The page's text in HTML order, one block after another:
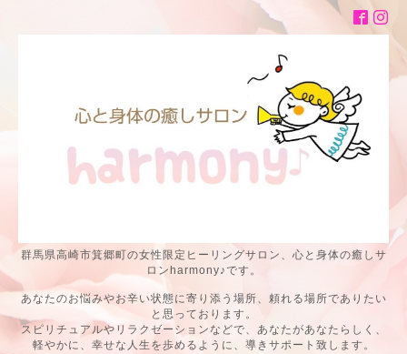
群馬県高崎市箕郷町の女性限定ヒーリングサロン、心と身体の癒しサ
ロンharmony♪です。
あなたのお悩みやお辛い状態に寄り添う場所、頼れる場所でありたい
と思っております。
スピリチュアルやリラクゼーションなどで、あなたがあなたらしく、
軽やかに、幸せな人生を歩めるように、導きサポート致します。